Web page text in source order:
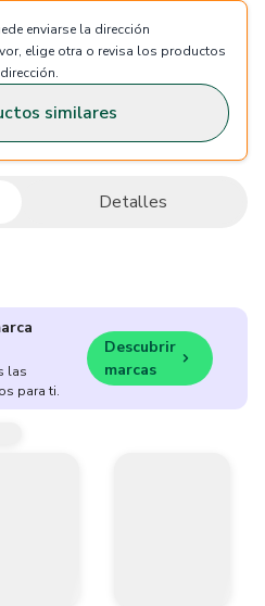
enviarse la dirección
elige otra o revisa los productos
similares
Detalles
las
para ti.
Descubrir
marcas